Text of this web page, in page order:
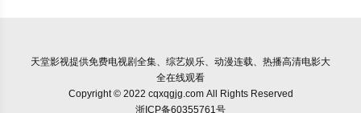
天堂影视提供免费电视剧全集、综艺娱乐、动漫连载、热播高清电影大
全在线观看
Copyright © 2022 cqxqgjg.com All Rights Reserved
浙ICP备60355761号